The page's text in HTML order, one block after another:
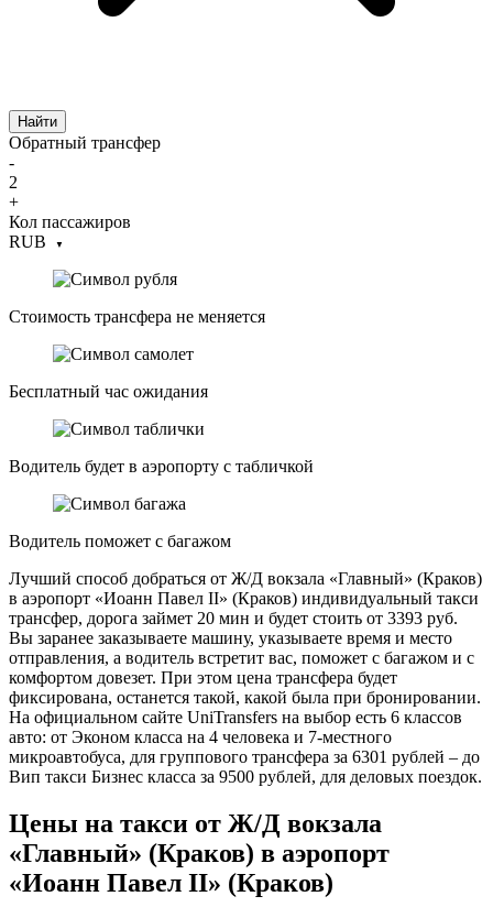
Найти
Обратный трансфер
-
2
+
Кол пассажиров
RUB
▼
Стоимость трансфера не меняется
Бесплатный час ожидания
Водитель будет в аэропорту с табличкой
Водитель поможет с багажом
Лучший способ добраться от Ж/Д вокзала «Главный» (Краков)
в аэропорт «Иоанн Павел ІІ» (Краков) индивидуальный такси
трансфер, дорога займет 20 мин и будет стоить от 3393 руб.
Вы заранее заказываете машину, указываете время и место
отправления, а водитель встретит вас, поможет с багажом и с
комфортом довезет. При этом цена трансфера будет
фиксирована, останется такой, какой была при бронировании.
На официальном сайте UniTransfers на выбор есть 6 классов
авто: от Эконом класса на 4 человека и 7-местного
микроавтобуса, для группового трансфера за 6301 рублей – до
Вип такси Бизнес класса за 9500 рублей, для деловых поездок.
Цены на такси от Ж/Д вокзала
«Главный» (Краков) в аэропорт
«Иоанн Павел ІІ» (Краков)